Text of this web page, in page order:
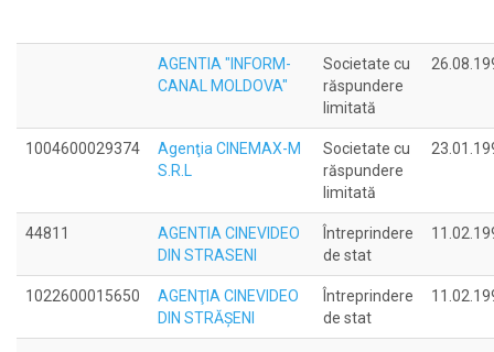
AGENTIA "INFORM-
CANAL MOLDOVA"
Societate cu
răspundere
limitată
1004600029374
Agenţia CINEMAX-M
S.R.L
Societate cu
răspundere
limitată
44811
AGENTIA CINEVIDEO
DIN STRASENI
Întreprindere
de stat
1022600015650
AGENŢIA CINEVIDEO
DIN STRĂŞENI
Întreprindere
de stat